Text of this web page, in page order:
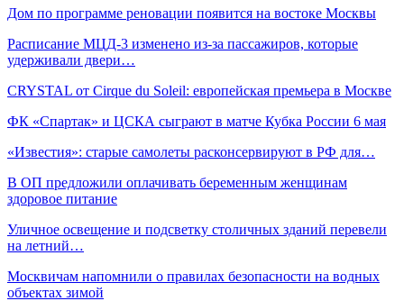
Дом по программе реновации появится на востоке Москвы
Расписание МЦД-3 изменено из-за пассажиров, которые
удерживали двери…
CRYSTAL от Cirque du Soleil: европейская премьера в Москве
ФК «Спартак» и ЦСКА сыграют в матче Кубка России 6 мая
«Известия»: старые самолеты расконсервируют в РФ для…
В ОП предложили оплачивать беременным женщинам
здоровое питание
Уличное освещение и подсветку столичных зданий перевели
на летний…
Москвичам напомнили о правилах безопасности на водных
объектах зимой